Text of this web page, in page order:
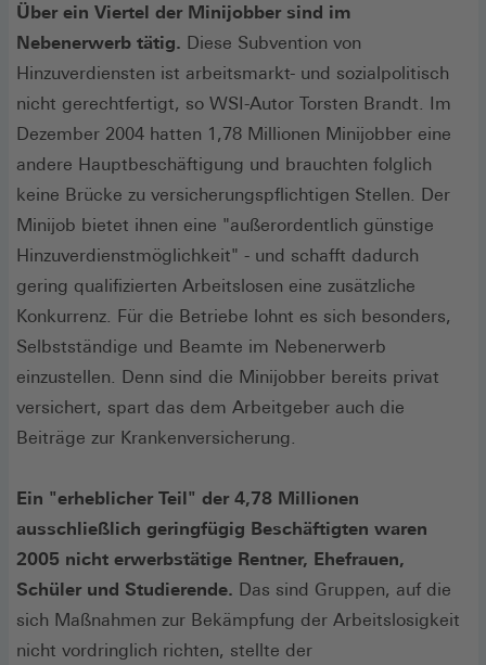
Über ein Viertel der Minijobber sind im
Nebenerwerb tätig. Diese Subvention von
Hinzuverdiensten ist arbeitsmarkt- und sozialpolitisch
nicht gerechtfertigt, so WSI-Autor Torsten Brandt. Im
Dezember 2004 hatten 1,78 Millionen Minijobber eine
andere Hauptbeschäftigung und brauchten folglich
keine Brücke zu versicherungspflichtigen Stellen. Der
Minijob bietet ihnen eine "außerordentlich günstige
Hinzuverdienstmöglichkeit" - und schafft dadurch
gering qualifizierten Arbeitslosen eine zusätzliche
Konkurrenz. Für die Betriebe lohnt es sich besonders,
Selbstständige und Beamte im Nebenerwerb
einzustellen. Denn sind die Minijobber bereits privat
versichert, spart das dem Arbeitgeber auch die
Beiträge zur Krankenversicherung.
Ein "erheblicher Teil" der 4,78 Millionen
ausschließlich geringfügig Beschäftigten waren
2005 nicht erwerbstätige Rentner, Ehefrauen,
Schüler und Studierende. Das sind Gruppen, auf die
sich Maßnahmen zur Bekämpfung der Arbeitslosigkeit
nicht vordringlich richten, stellte der